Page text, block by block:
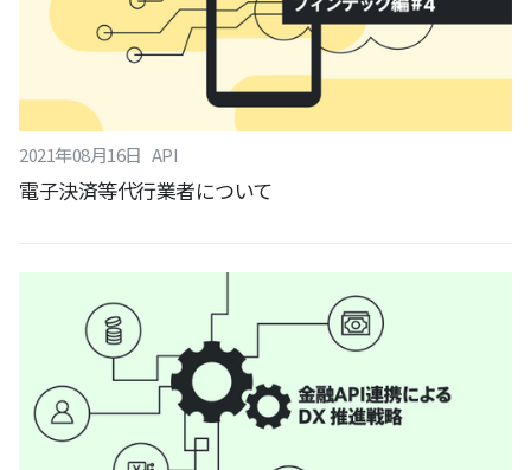
2021年08月16日 API
電子決済等代行業者について